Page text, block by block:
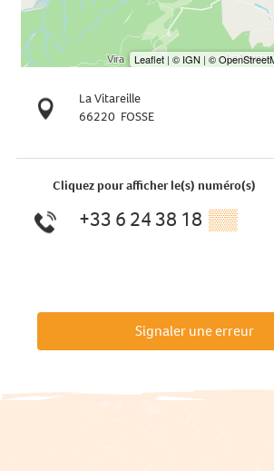
La Vitareille
66220 FOSSE
Cliquez pour afficher le(s) numéro(s)
+33 6 24 38 18 ▒▒
Signaler une erreur